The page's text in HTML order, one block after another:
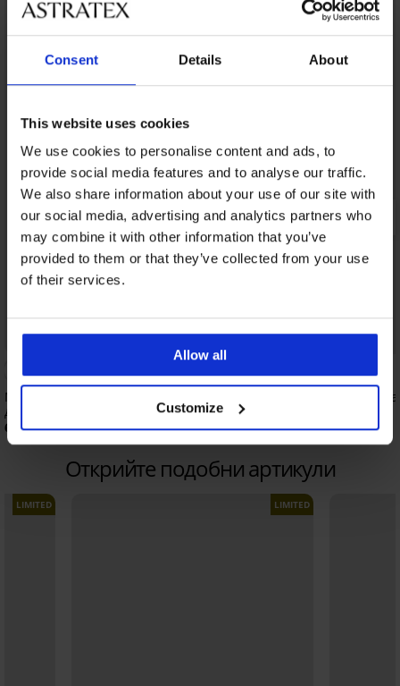
Consent Details About
This website uses cookies
We use cookies to personalise content and ads, to
provide social media features and to analyse our traffic.
We also share information about your use of our site with
our social media, advertising and analytics partners who
may combine it with other information that you’ve
provided to them or that they’ve collected from your use
of their services.
Allow all
Customize
Мъжка памучна пижама FILA Brent с
дълъг ръкав
61,99 €(121,24 лв.)
Мъжка памучна
44,99 €(87,99 лв.)
Открийте подобни артикули
LIMITED LIMITED